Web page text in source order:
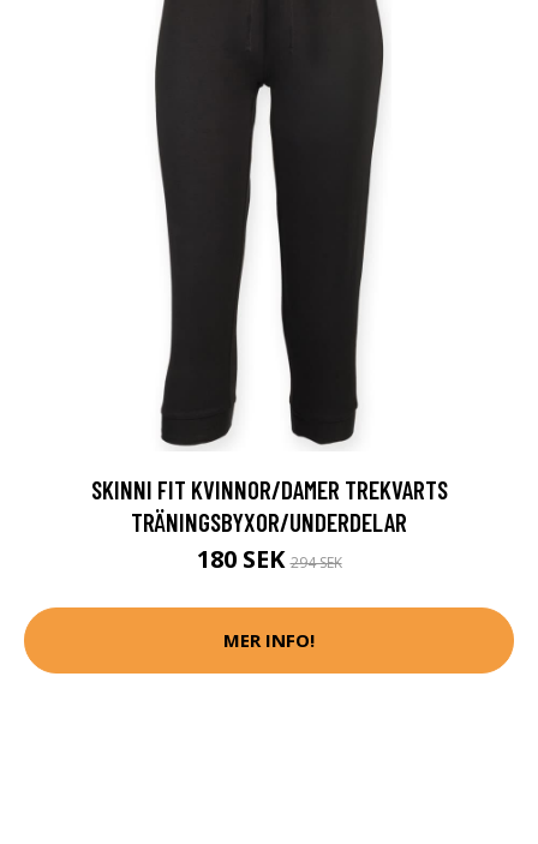
SKINNI FIT KVINNOR/DAMER TREKVARTS
TRÄNINGSBYXOR/UNDERDELAR
180 SEK294 SEK
MER INFO!